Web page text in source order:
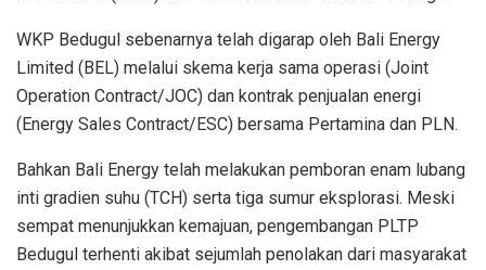
WKP Bedugul sebenarnya telah digarap oleh Bali Energy
Limited (BEL) melalui skema kerja sama operasi (Joint
Operation Contract/JOC) dan kontrak penjualan energi
(Energy Sales Contract/ESC) bersama Pertamina dan PLN.
Bahkan Bali Energy telah melakukan pemboran enam lubang
inti gradien suhu (TCH) serta tiga sumur eksplorasi. Meski
sempat menunjukkan kemajuan, pengembangan PLTP
Bedugul terhenti akibat sejumlah penolakan dari masyarakat